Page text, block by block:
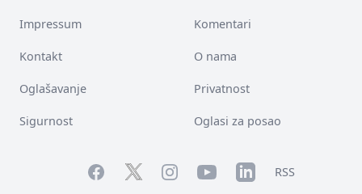
Impressum Komentari
Kontakt O nama
Oglašavanje Privatnost
Sigurnost Oglasi za posao
FacebookTwitterInstagramYouTubeLinkedInRSS